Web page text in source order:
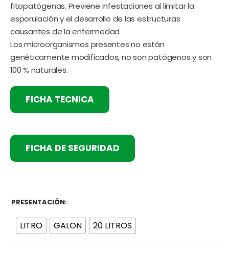
fitopatógenas. Previene infestaciones al limitar la
esporulación y el desarrollo de las estructuras
causantes de la enfermedad
Los microorganismos presentes no están
genéticamente modificados, no son patógenos y son
100 % naturales.
FICHA TECNICA
FICHA DE SEGURIDAD
PRESENTACIÓN
LITRO GALON 20 LITROS